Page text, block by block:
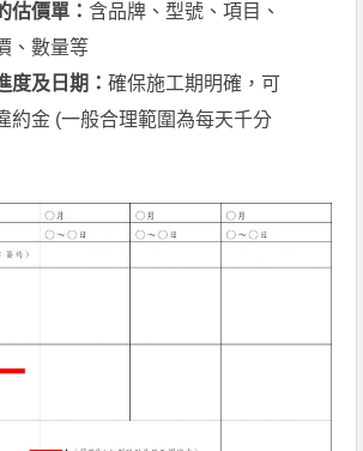
估價單： 含品牌、型號、項目、
、數量等
度及日期：確保施工期明確，可
約金 (一般合理範圍為每天千分